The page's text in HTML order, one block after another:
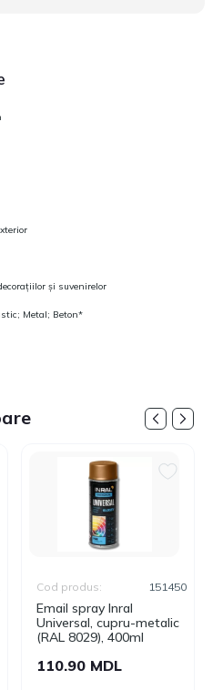
și suvenirelor
Metal; Beton*
Email spray Inral
Universal, cupru-metalic
(RAL 8029), 400ml
Cod produs: 151450
110.90 MDL